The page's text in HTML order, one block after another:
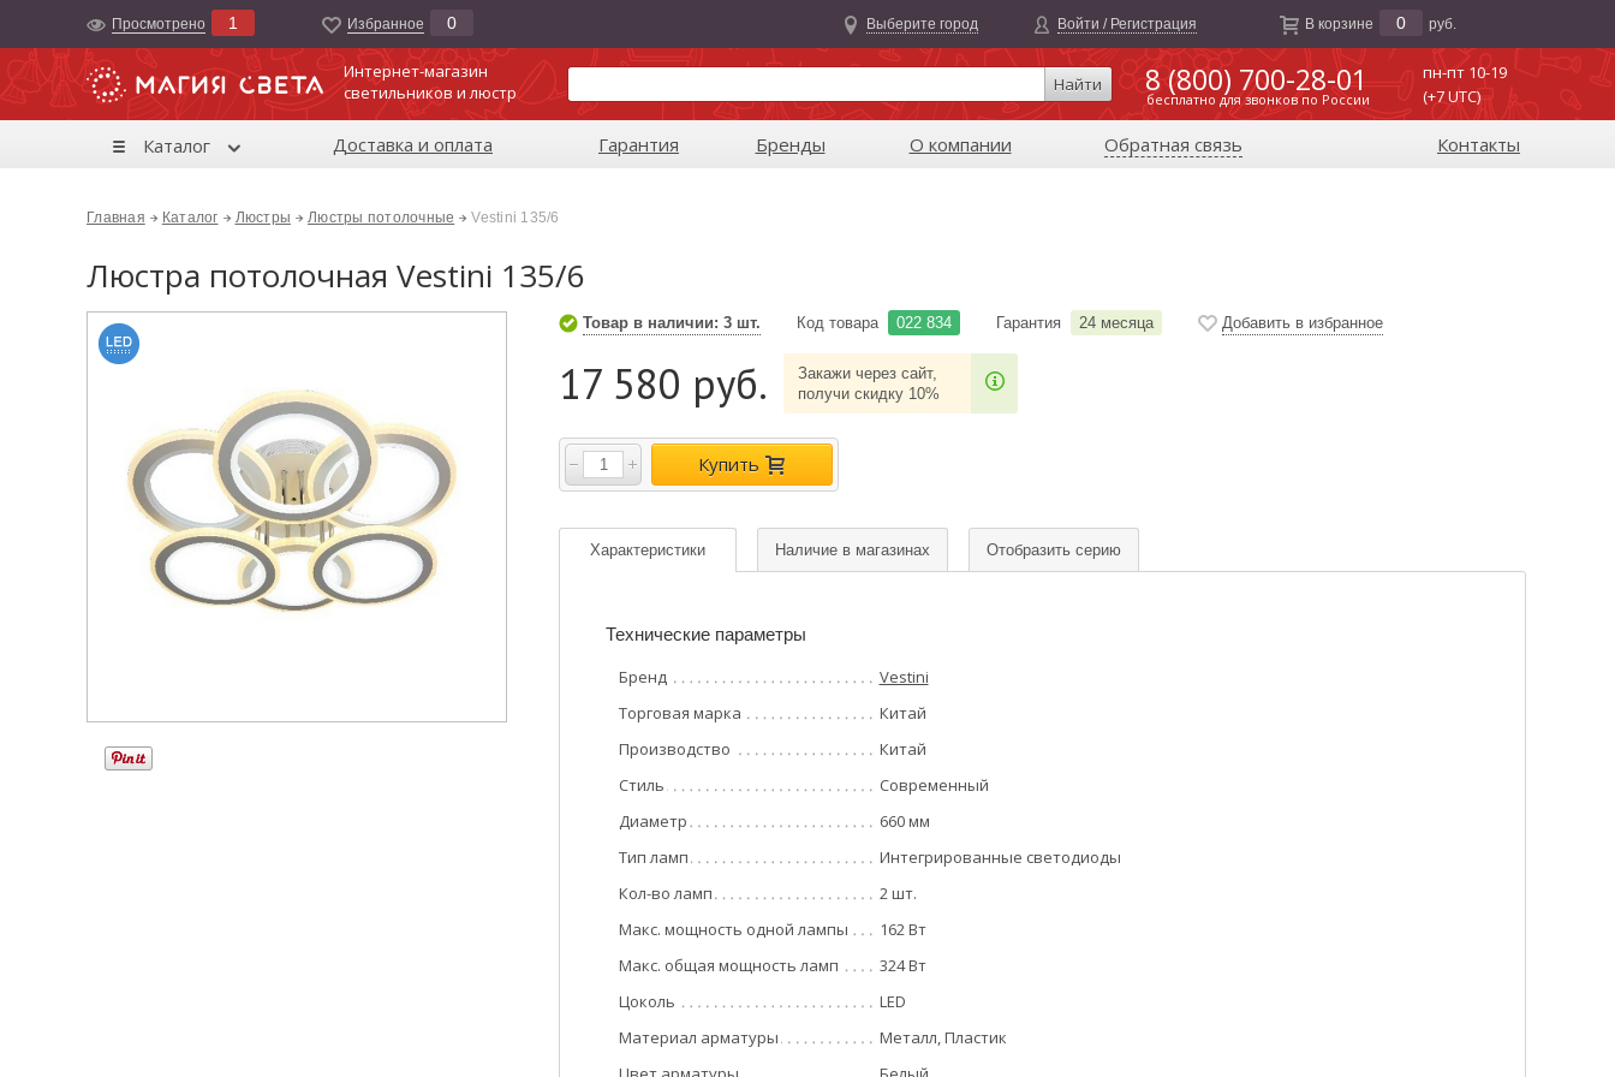
Просмотрено 1 Избранноe 0 Выберите город Войти / Регистрация В корзине 0 руб.
Интернет-магазин
светильников и люстр
Найти 8 (800) 700-28-01
бесплатно для звонков по России
пн-пт 10-19
(+7 UTC)
Каталог Доставка и оплата Гарантия Бренды О компании Обратная связь Контакты
Главная Каталог Люстры Люстры потолочные Vestini 135/6
Люстра потолочная Vestini 135/6
Товар в наличии: 3 шт. Код товара 022 834 Гарантия 24 месяца Добавить в избранное
17 580 руб.
Закажи через сайт,
получи скидку 10%
Купить
Характеристики Наличие в магазинах Отобразить серию
Технические параметры
Бренд
Vestini
Торговая марка
Китай
Производство
Китай
Стиль
Современный
Диаметр
660 мм
Тип ламп
Интегрированные светодиоды
Кол-во ламп
2 шт.
Макс. мощность одной лампы
162 Вт
Макс. общая мощность ламп
324 Вт
Цоколь
LED
Материал арматуры
Металл, Пластик